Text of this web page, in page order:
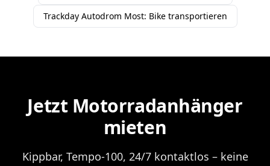
Trackday Autodrom Most: Bike transportieren
Jetzt Motorradanhänger
mieten
Kippbar, Tempo-100, 24/7 kontaktlos – keine